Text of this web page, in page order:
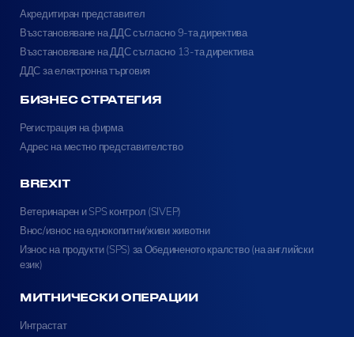
Акредитиран представител
Възстановяване на ДДС съгласно 9-та директива
Възстановяване на ДДС съгласно 13-та директива
ДДС за електронна търговия
БИЗНЕС СТРАТЕГИЯ
Регистрация на фирма
Адрес на местно представителство
BREXIT
Ветеринарен и SPS контрол (SIVEP)
Внос/износ на еднокопитни/живи животни
Износ на продукти (SPS) за Обединеното кралство (на английски
език)
МИТНИЧЕСКИ ОПЕРАЦИИ
Интрастат